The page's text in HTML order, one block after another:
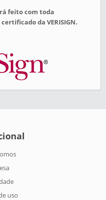
feito com toda
da VERISIGN.
uso